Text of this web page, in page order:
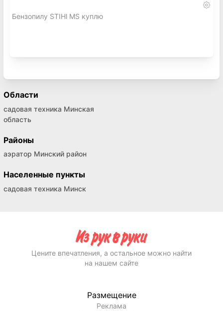
Бензопилу STIHl MS куплю
Области
садовая техника Минская
область
Районы
аэратор Минский район
Населенные пункты
садовая техника Минск
Цените впечатления, а остальное можно найти
на нашем сайте
Размещение
Реклама